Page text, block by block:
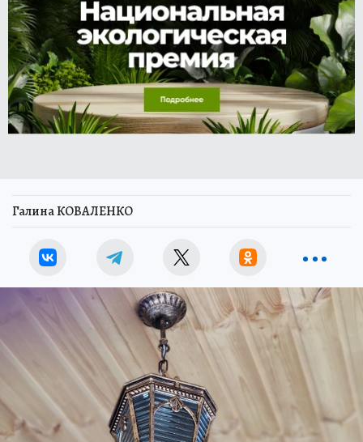
Галина КОВАЛЕНКО